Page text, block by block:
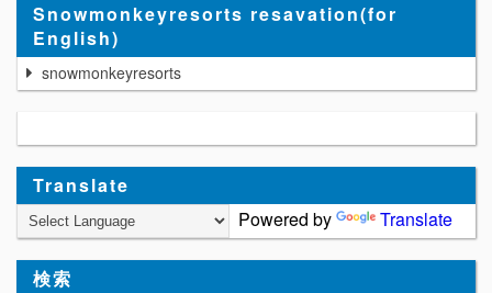
Snowmonkeyresorts resavation(for
English)
snowmonkeyresorts
Translate
Powered by
Translate
検索